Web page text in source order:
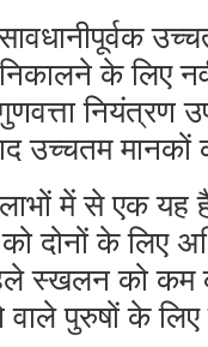
निकालने के लिए
नियंत्रण
उच्चतम मानकों
में से एक
दोनों के लिए
स्खलन को कम
पुरुषों के लिए